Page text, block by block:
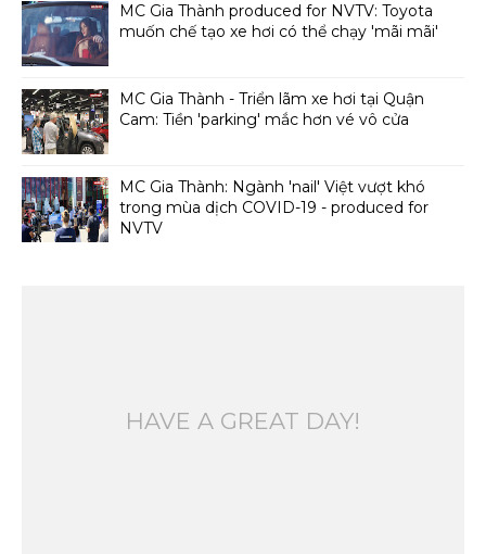
MC Gia Thành produced for NVTV: Toyota
muốn chế tạo xe hơi có thể chạy 'mãi mãi'
MC Gia Thành - Triển lãm xe hơi tại Quận
Cam: Tiền 'parking' mắc hơn vé vô cửa
MC Gia Thành: Ngành 'nail' Việt vượt khó
trong mùa dịch COVID-19 - produced for
NVTV
HAVE A GREAT DAY!